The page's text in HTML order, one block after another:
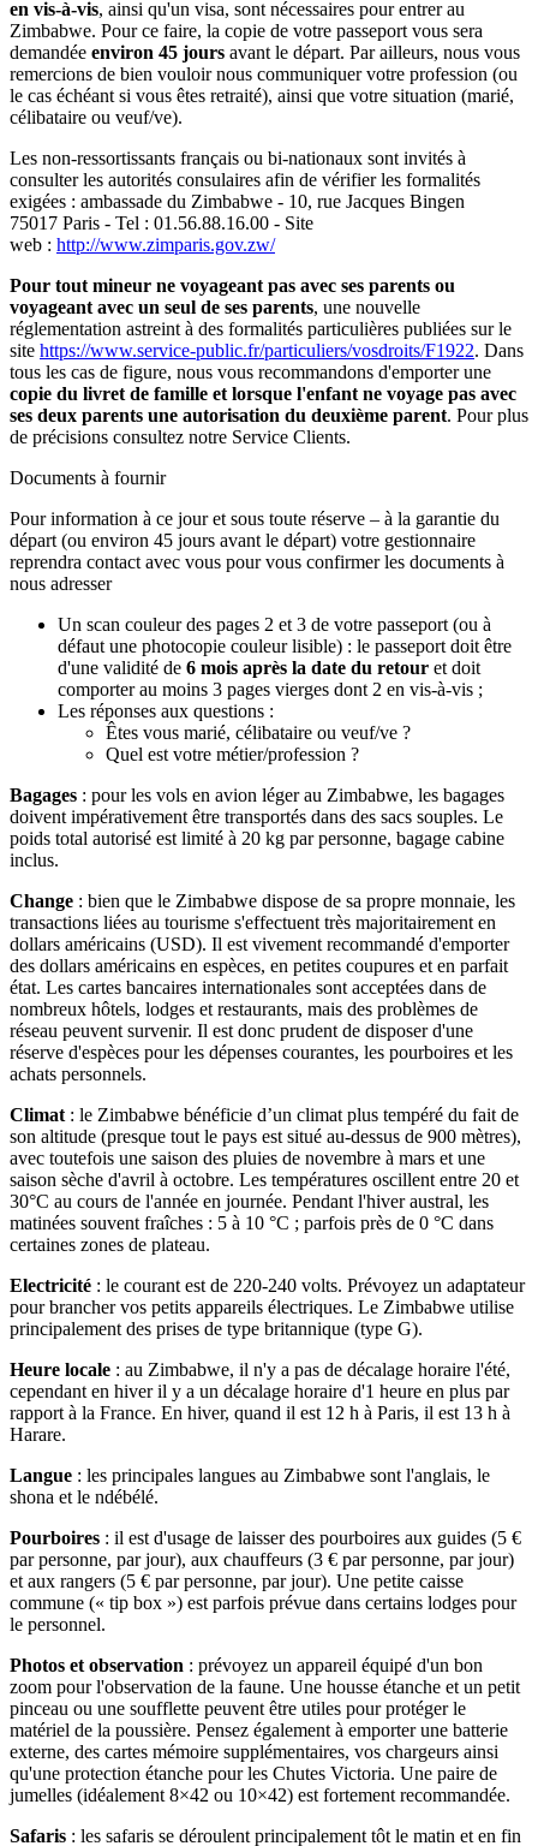
en vis-à-vis, ainsi qu'un visa, sont nécessaires pour entrer au
Zimbabwe. Pour ce faire, la copie de votre passeport vous sera
demandée environ 45 jours avant le départ. Par ailleurs, nous vous
remercions de bien vouloir nous communiquer votre profession (ou
le cas échéant si vous êtes retraité), ainsi que votre situation (marié,
célibataire ou veuf/ve).
Les non-ressortissants français ou bi-nationaux sont invités à
consulter les autorités consulaires afin de vérifier les formalités
exigées : ambassade du Zimbabwe - 10, rue Jacques Bingen
75017 Paris - Tel : 01.56.88.16.00 - Site
web : http://www.zimparis.gov.zw/
Pour tout mineur ne voyageant pas avec ses parents ou
voyageant avec un seul de ses parents, une nouvelle
réglementation astreint à des formalités particulières publiées sur le
site https://www.service-public.fr/particuliers/vosdroits/F1922. Dans
tous les cas de figure, nous vous recommandons d'emporter une
copie du livret de famille et lorsque l'enfant ne voyage pas avec
ses deux parents une autorisation du deuxième parent. Pour plus
de précisions consultez notre Service Clients.
Documents à fournir
Pour information à ce jour et sous toute réserve – à la garantie du
départ (ou environ 45 jours avant le départ) votre gestionnaire
reprendra contact avec vous pour vous confirmer les documents à
nous adresser
Un scan couleur des pages 2 et 3 de votre passeport (ou à
défaut une photocopie couleur lisible) : le passeport doit être
d'une validité de 6 mois après la date du retour et doit
comporter au moins 3 pages vierges dont 2 en vis-à-vis ;
Les réponses aux questions :
Êtes vous marié, célibataire ou veuf/ve ?
Quel est votre métier/profession ?
Bagages : pour les vols en avion léger au Zimbabwe, les bagages
doivent impérativement être transportés dans des sacs souples. Le
poids total autorisé est limité à 20 kg par personne, bagage cabine
inclus.
Change : bien que le Zimbabwe dispose de sa propre monnaie, les
transactions liées au tourisme s'effectuent très majoritairement en
dollars américains (USD). Il est vivement recommandé d'emporter
des dollars américains en espèces, en petites coupures et en parfait
état. Les cartes bancaires internationales sont acceptées dans de
nombreux hôtels, lodges et restaurants, mais des problèmes de
réseau peuvent survenir. Il est donc prudent de disposer d'une
réserve d'espèces pour les dépenses courantes, les pourboires et les
achats personnels.
Climat : le Zimbabwe bénéficie d’un climat plus tempéré du fait de
son altitude (presque tout le pays est situé au-dessus de 900 mètres),
avec toutefois une saison des pluies de novembre à mars et une
saison sèche d'avril à octobre. Les températures oscillent entre 20 et
30°C au cours de l'année en journée. Pendant l'hiver austral, les
matinées souvent fraîches : 5 à 10 °C ; parfois près de 0 °C dans
certaines zones de plateau.
Electricité : le courant est de 220-240 volts. Prévoyez un adaptateur
pour brancher vos petits appareils électriques. Le Zimbabwe utilise
principalement des prises de type britannique (type G).
Heure locale : au Zimbabwe, il n'y a pas de décalage horaire l'été,
cependant en hiver il y a un décalage horaire d'1 heure en plus par
rapport à la France. En hiver, quand il est 12 h à Paris, il est 13 h à
Harare.
Langue : les principales langues au Zimbabwe sont l'anglais, le
shona et le ndébélé.
Pourboires : il est d'usage de laisser des pourboires aux guides (5 €
par personne, par jour), aux chauffeurs (3 € par personne, par jour)
et aux rangers (5 € par personne, par jour). Une petite caisse
commune (« tip box ») est parfois prévue dans certains lodges pour
le personnel.
Photos et observation : prévoyez un appareil équipé d'un bon
zoom pour l'observation de la faune. Une housse étanche et un petit
pinceau ou une soufflette peuvent être utiles pour protéger le
matériel de la poussière. Pensez également à emporter une batterie
externe, des cartes mémoire supplémentaires, vos chargeurs ainsi
qu'une protection étanche pour les Chutes Victoria. Une paire de
jumelles (idéalement 8×42 ou 10×42) est fortement recommandée.
Safaris : les safaris se déroulent principalement tôt le matin et en fin